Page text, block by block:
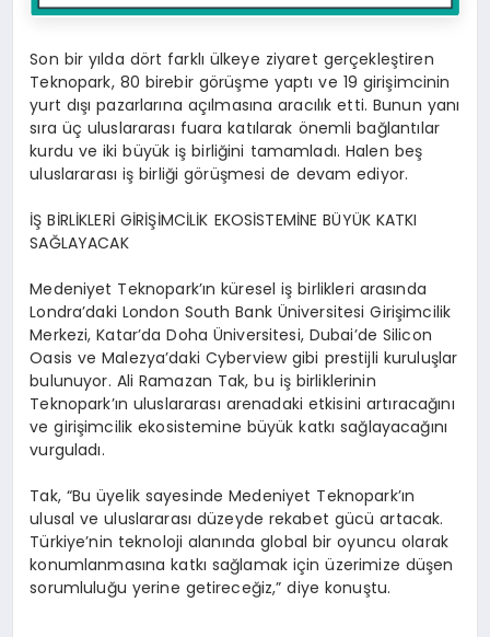
Son bir yılda dört farklı ülkeye ziyaret gerçekleştiren
Teknopark, 80 birebir görüşme yaptı ve 19 girişimcinin
yurt dışı pazarlarına açılmasına aracılık etti. Bunun yanı
sıra üç uluslararası fuara katılarak önemli bağlantılar
kurdu ve iki büyük iş birliğini tamamladı. Halen beş
uluslararası iş birliği görüşmesi de devam ediyor.
İŞ BİRLİKLERİ GİRİŞİMCİLİK EKOSİSTEMİNE BÜYÜK KATKI
SAĞLAYACAK
Medeniyet Teknopark’ın küresel iş birlikleri arasında
Londra’daki London South Bank Üniversitesi Girişimcilik
Merkezi, Katar’da Doha Üniversitesi, Dubai’de Silicon
Oasis ve Malezya’daki Cyberview gibi prestijli kuruluşlar
bulunuyor. Ali Ramazan Tak, bu iş birliklerinin
Teknopark’ın uluslararası arenadaki etkisini artıracağını
ve girişimcilik ekosistemine büyük katkı sağlayacağını
vurguladı.
Tak, “Bu üyelik sayesinde Medeniyet Teknopark’ın
ulusal ve uluslararası düzeyde rekabet gücü artacak.
Türkiye’nin teknoloji alanında global bir oyuncu olarak
konumlanmasına katkı sağlamak için üzerimize düşen
sorumluluğu yerine getireceğiz,” diye konuştu.